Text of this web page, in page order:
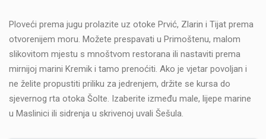
Ploveći prema jugu prolazite uz otoke Prvić, Zlarin i Tijat prema
otvorenijem moru. Možete prespavati u Primoštenu, malom
slikovitom mjestu s mnoštvom restorana ili nastaviti prema
mirnijoj marini Kremik i tamo prenoćiti. Ako je vjetar povoljan i
ne želite propustiti priliku za jedrenjem, držite se kursa do
sjevernog rta otoka Šolte. Izaberite između male, lijepe marine
u Maslinici ili sidrenja u skrivenoj uvali Šešula.